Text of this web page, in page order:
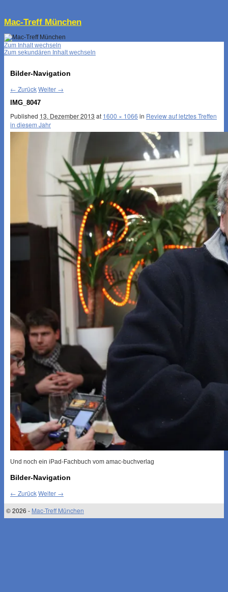
Mac-Treff München
Zum Inhalt wechseln
Zum sekundären Inhalt wechseln
Bilder-Navigation
← ZurückWeiter →
IMG_8047
Published 13. Dezember 2013 at 1600 × 1066 in Review auf letztes Treffen
in diesem Jahr
Und noch ein iPad-Fachbuch vom amac-buchverlag
Bilder-Navigation
← ZurückWeiter →
© 2026 - Mac-Treff München